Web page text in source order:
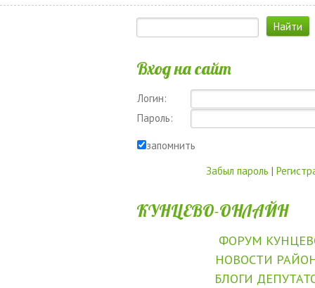
Вход на сайт
Логин:
Пароль:
запомнить
Забыл пароль |
КУНЦЕВО-ОНЛАЙН
ФОРУМ
НОВОСТИ
БЛОГИ